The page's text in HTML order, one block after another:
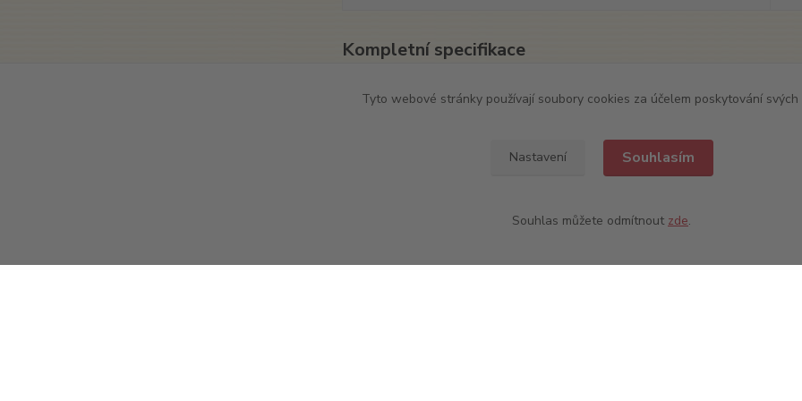
Kompletní specifikace
Materiál: 85% bavlna, 10%polyamid a 5% elasten. Vyrobeno v České
Tyto webové stránky používají soubory cookies za účelem poskytování svých
Nastavení Souhlasím
Souhlas můžete odmítnout zde.